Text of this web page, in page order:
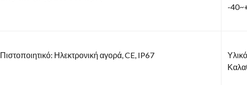
-
Πιστοποιητικό: Ηλεκτρονική αγορά, CE, IP67